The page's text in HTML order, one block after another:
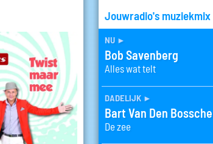
Jouwradio's muziekmix
nu ►
Bob Savenberg
Alles wat telt
dadelijk ►
Bart Van Den Bossche
De zee